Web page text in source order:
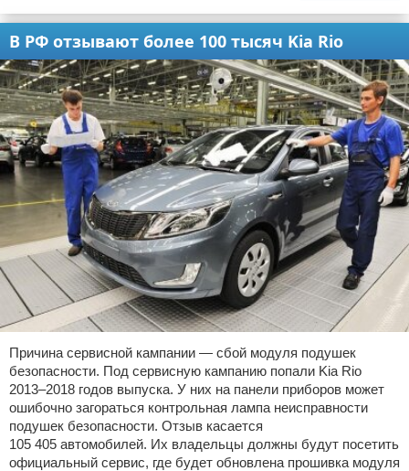
В РФ отзывают более 100 тысяч Kia Rio
Причина сервисной кампании — сбой модуля подушек
безопасности. Под сервисную кампанию попали Kia Rio
2013–2018 годов выпуска. У них на панели приборов может
ошибочно загораться контрольная лампа неисправности
подушек безопасности. Отзыв касается
105 405 автомобилей. Их владельцы должны будут посетить
официальный сервис, где будет обновлена прошивка модуля